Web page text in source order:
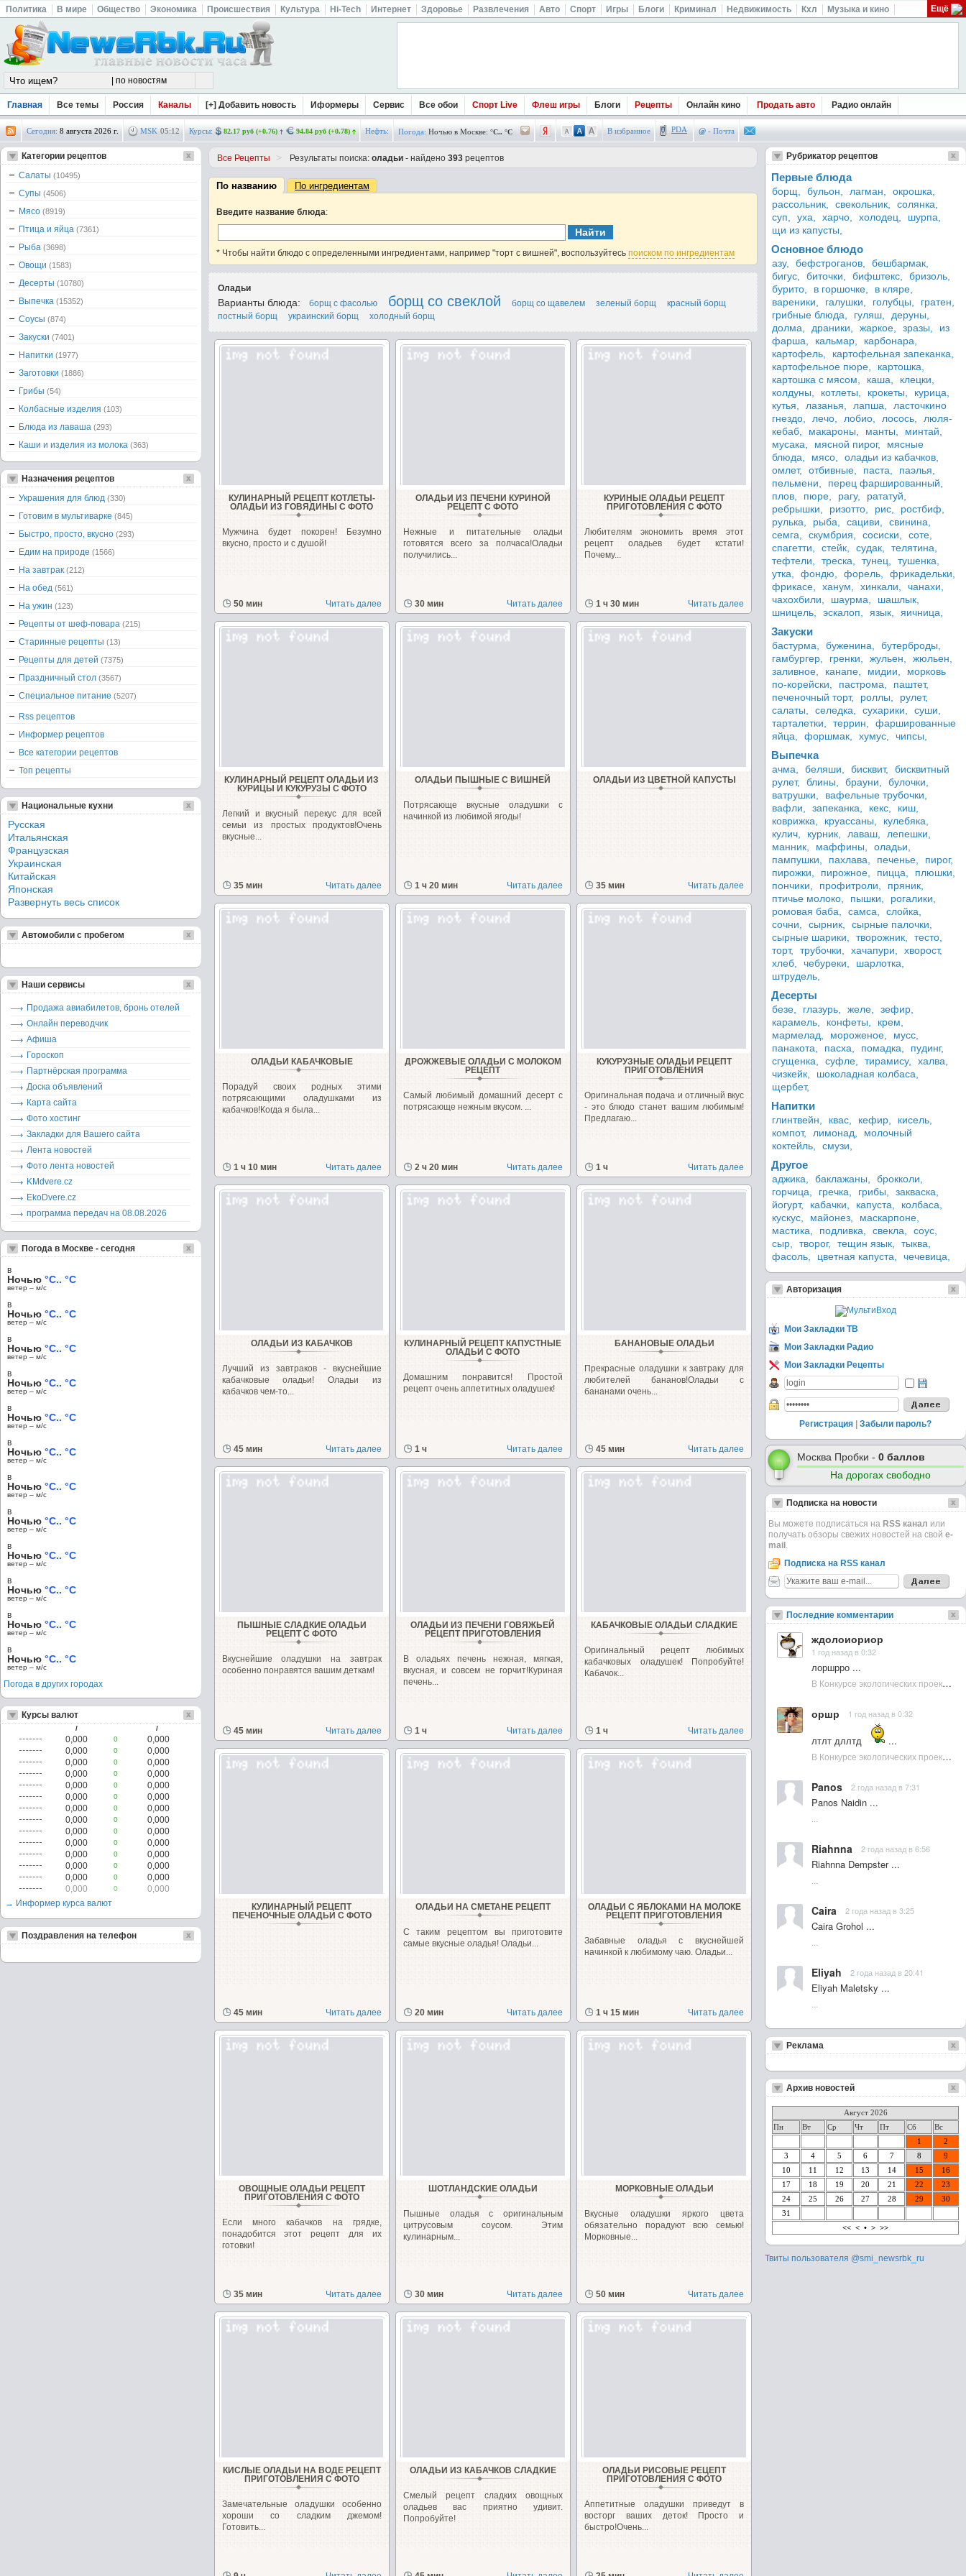
Политика В мире Общество Экономика Происшествия Культура Hi-Tech Интернет Здоровье Развлечения Авто Спорт Игры Блоги Криминал Недвижимость Кхл Музыка и кино Ещё
Главная Все темы Россия Каналы [+] Добавить новость Иформеры Сервис Все обои Спорт Live Флеш игры Блоги Рецепты Онлайн кино Продать авто Радио онлайн
Сегодня: 8 августа 2026 г. MSK 05:12 Курсы: 82.17 руб (+0.76) 94.84 руб (+0.78) Нефть: Погода: Ночью в Москве: °C.. °C В избранное PDA @ - Почта
Все Рецепты > Результаты поиска:оладьи - найдено393 рецептов
По названию По ингредиентам
Введите название блюда:
* Чтобы найти блюдо с определенными ингредиентами, например "торт с вишней", воспользуйтесь поиском по ингредиентам
Оладьи
Варианты блюда: борщ с фасолью борщ со свеклой борщ со щавелем зеленый борщ
красный борщ
постный борщ
украинский борщ холодный борщ
КУЛИНАРНЫЙ РЕЦЕПТ КОТЛЕТЫ-
ОЛАДЬИ ИЗ ГОВЯДИНЫ С ФОТО
Мужчина будет покорен! Безумно
вкусно, просто и с душой!
50 мин Читать далее
ОЛАДЬИ ИЗ ПЕЧЕНИ КУРИНОЙ
РЕЦЕПТ С ФОТО
Нежные и питательные оладьи
готовятся всего за полчаса!Оладьи
получились...
30 мин Читать далее
КУРИНЫЕ ОЛАДЬИ РЕЦЕПТ
ПРИГОТОВЛЕНИЯ С ФОТО
Любителям экономить время этот
рецепт оладьев будет кстати!
Почему...
1 ч 30 мин Читать далее
КУЛИНАРНЫЙ РЕЦЕПТ ОЛАДЬИ ИЗ
КУРИЦЫ И КУКУРУЗЫ С ФОТО
Легкий и вкусный перекус для всей
семьи из простых продуктов!Очень
вкусные...
35 мин Читать далее
ОЛАДЬИ ПЫШНЫЕ С ВИШНЕЙ
Потрясающе вкусные оладушки с
начинкой из любимой ягоды!
1 ч 20 мин Читать далее
ОЛАДЬИ ИЗ ЦВЕТНОЙ КАПУСТЫ
35 мин Читать далее
ОЛАДЬИ КАБАЧКОВЫЕ
Порадуй своих родных этими
потрясающими оладушками из
кабачков!Когда я была...
1 ч 10 мин Читать далее
ДРОЖЖЕВЫЕ ОЛАДЬИ С МОЛОКОМ
РЕЦЕПТ
Самый любимый домашний десерт с
потрясающе нежным вкусом. ...
2 ч 20 мин Читать далее
КУКУРУЗНЫЕ ОЛАДЬИ РЕЦЕПТ
ПРИГОТОВЛЕНИЯ
Оригинальная подача и отличный вкус
- это блюдо станет вашим любимым!
Предлагаю...
1 ч Читать далее
ОЛАДЬИ ИЗ КАБАЧКОВ
Лучший из завтраков - вкуснейшие
кабачковые оладьи! Оладьи из
кабачков чем-то...
45 мин Читать далее
КУЛИНАРНЫЙ РЕЦЕПТ КАПУСТНЫЕ
ОЛАДЬИ С ФОТО
Домашним понравится! Простой
рецепт очень аппетитных оладушек!
1 ч Читать далее
БАНАНОВЫЕ ОЛАДЬИ
Прекрасные оладушки к завтраку для
любителей бананов!Оладьи с
бананами очень...
45 мин Читать далее
ПЫШНЫЕ СЛАДКИЕ ОЛАДЬИ
РЕЦЕПТ С ФОТО
Вкуснейшие оладушки на завтрак
особенно понравятся вашим деткам!
45 мин Читать далее
ОЛАДЬИ ИЗ ПЕЧЕНИ ГОВЯЖЬЕЙ
РЕЦЕПТ ПРИГОТОВЛЕНИЯ
В оладьях печень нежная, мягкая,
вкусная, и совсем не горчит!Куриная
печень...
1 ч Читать далее
КАБАЧКОВЫЕ ОЛАДЬИ СЛАДКИЕ
Оригинальный рецепт любимых
кабачковых оладушек! Попробуйте!
Кабачок...
1 ч Читать далее
КУЛИНАРНЫЙ РЕЦЕПТ
ПЕЧЕНОЧНЫЕ ОЛАДЬИ С ФОТО
45 мин Читать далее
ОЛАДЬИ НА СМЕТАНЕ РЕЦЕПТ
С таким рецептом вы приготовите
самые вкусные оладья! Оладьи...
20 мин Читать далее
ОЛАДЬИ С ЯБЛОКАМИ НА МОЛОКЕ
РЕЦЕПТ ПРИГОТОВЛЕНИЯ
Забавные оладья с вкуснейшей
начинкой к любимому чаю. Оладьи...
1 ч 15 мин Читать далее
ОВОЩНЫЕ ОЛАДЬИ РЕЦЕПТ
ПРИГОТОВЛЕНИЯ С ФОТО
Если много кабачков на грядке,
понадобится этот рецепт для их
готовки!
35 мин Читать далее
ШОТЛАНДСКИЕ ОЛАДЬИ
Пышные оладья с оригинальным
цитрусовым соусом. Этим
кулинарным...
30 мин Читать далее
МОРКОВНЫЕ ОЛАДЬИ
Вкусные оладушки яркого цвета
обязательно порадуют всю семью!
Морковные...
50 мин Читать далее
КИСЛЫЕ ОЛАДЬИ НА ВОДЕ РЕЦЕПТ
ПРИГОТОВЛЕНИЯ С ФОТО
Замечательные оладушки особенно
хороши со сладким джемом!
Готовить...
ОЛАДЬИ ИЗ КАБАЧКОВ СЛАДКИЕ
Смелый рецепт сладких овощных
оладьев вас приятно удивит.
Попробуйте!
ОЛАДЬИ РИСОВЫЕ РЕЦЕПТ
ПРИГОТОВЛЕНИЯ С ФОТО
Аппетитные оладушки приведут в
восторг ваших деток! Просто и
быстро!Очень...
Категории рецептов
Салаты (10495)
Супы (4506)
Мясо (8919)
Птица и яйца (7361)
Рыба (3698)
Овощи (1583)
Десерты (10780)
Выпечка (15352)
Соусы (874)
Закуски (7401)
Напитки (1977)
Заготовки (1886)
Грибы (54)
Колбасные изделия (103)
Блюда из лаваша (293)
Каши и изделия из молока (363)
Назначения рецептов
Украшения для блюд (330)
Готовим в мультиварке (845)
Быстро, просто, вкусно (293)
Едим на природе (1566)
На завтрак (212)
На обед (561)
На ужин (123)
Рецепты от шеф-повара (215)
Старинные рецепты (13)
Рецепты для детей (7375)
Праздничный стол (3567)
Специальное питание (5207)
Rss рецептов
Информер рецептов
Все категории рецептов
Топ рецепты
Национальные кухни
Русская
Итальянская
Французская
Украинская
Китайская
Японская
Развернуть весь список
Автомобили с пробегом
Наши сервисы
Продажа авиабилетов, бронь отелей
Онлайн переводчик
Афиша
Гороскоп
Партнёрская программа
Доска объявлений
Карта сайта
Фото хостинг
Закладки для Вашего сайта
Лента новостей
Фото лента новостей
KMdvere.cz
EkoDvere.cz
программа передач на 08.08.2026
Погода в Москве - сегодня
в
Ночью °C.. °C
ветер – м/c
в
Ночью °C.. °C
ветер – м/c
в
Ночью °C.. °C
ветер – м/c
в
Ночью °C.. °C
ветер – м/c
в
Ночью °C.. °C
ветер – м/c
в
Ночью °C.. °C
ветер – м/c
в
Ночью °C.. °C
ветер – м/c
в
Ночью °C.. °C
ветер – м/c
в
Ночью °C.. °C
ветер – м/c
в
Ночью °C.. °C
ветер – м/c
в
Ночью °C.. °C
ветер – м/c
в
Ночью °C.. °C
ветер – м/c
Погода в других городах
Курсы валют
/ /
0,000 0
0,000
0,000
0
0,000
0,000
0
0,000
0,000
0
0,000
0,000
0
0,000
0,000
0
0,000
0,000
0
0,000
0,000
0
0,000
0,000
0
0,000
0,000
0
0,000
0,000
0
0,000
0,000
0
0,000
0,000
0
0,000
0,000
0
0,000
→ Информер курса валют
Поздравления на телефон
Рубрикатор рецептов
Первые блюда
борщ, бульон, лагман,
окрошка,
рассольник,
свекольник,
солянка,
суп,
уха, харчо, холодец,
шурпа,
щи из капусты,
Основное блюдо
азу, бефстроганов,
бешбармак,
бигус,
биточки, бифштекс,
бризоль,
бурито,
в горшочке,
в кляре,
вареники,
галушки, голубцы,
гратен,
грибные блюда,
гуляш,
деруны,
долма,
драники, жаркое, зразы,
из
фарша,
кальмар,
карбонара,
картофель,
картофельная запеканка,
картофельное пюре,
картошка,
картошка с мясом,
каша,
клецки,
колдуны,
котлеты, крокеты,
курица,
кутья,
лазанья, лапша,
ласточкино
гнездо,
лечо, лобио, лосось,
люля-
кебаб,
макароны, манты,
минтай,
мусака,
мясной пирог,
мясные
блюда,
мясо,
оладьи из кабачков,
омлет,
отбивные, паста,
паэлья,
пельмени,
перец фаршированный,
плов,
пюре, рагу,
рататуй,
ребрышки,
ризотто, рис,
ростбиф,
рулька,
рыба, сациви,
свинина,
семга,
скумбрия, сосиски,
соте,
спагетти,
стейк, судак,
телятина,
тефтели,
треска, тунец,
тушенка,
утка,
фондю, форель,
фрикадельки,
фрикасе,
ханум, хинкали,
чанахи,
чахохбили,
шаурма,
шашлык,
шницель,
эскалоп, язык, яичница,
Закуски
бастурма, буженина,
бутерброды,
гамбургер,
гренки, жульен,
жюльен,
заливное,
канапе, мидии,
морковь
по-корейски,
пастрома,
паштет,
печеночный торт,
роллы,
рулет,
салаты,
селедка, сухарики,
суши,
тарталетки,
террин,
фаршированные
яйца,
форшмак, хумус, чипсы,
Выпечка
ачма, беляши, бисквит,
бисквитный
рулет,
блины, брауни,
булочки,
ватрушки,
вафельные трубочки,
вафли,
запеканка, кекс,
киш,
коврижка,
круассаны,
кулебяка,
кулич,
курник, лаваш,
лепешки,
манник,
маффины,
оладьи,
пампушки,
пахлава, печенье,
пирог,
пирожки,
пирожное, пицца,
плюшки,
пончики,
профитроли,
пряник,
птичье молоко,
пышки,
рогалики,
ромовая баба,
самса,
слойка,
сочни,
сырник,
сырные палочки,
сырные шарики,
творожник,
тесто,
торт,
трубочки, хачапури,
хворост,
хлеб,
чебуреки,
шарлотка,
штрудель,
Десерты
безе, глазурь, желе,
зефир,
карамель,
конфеты,
крем,
мармелад,
мороженое,
мусс,
панакота,
пасха, помадка,
пудинг,
сгущенка,
суфле, тирамису,
халва,
чизкейк,
шоколадная колбаса,
щербет,
Напитки
глинтвейн, квас, кефир,
кисель,
компот,
лимонад,
молочный
коктейль,
смузи,
Другое
аджика, баклажаны,
брокколи,
горчица,
гречка, грибы,
закваска,
йогурт,
кабачки, капуста,
колбаса,
кускус,
майонез,
маскарпоне,
мастика,
подливка, свекла,
соус,
сыр,
творог, тещин язык,
тыква,
фасоль,
цветная капуста, чечевица,
Авторизация
Мои Закладки ТВ
Мои Закладки Радио
Мои Закладки Рецепты
Регистрация Забыли пароль?
Москва Пробки - 0 баллов
На дорогах свободно
Подписка на новости
Вы можете подписаться на RSS канал или
получать обзоры свежих новостей на свой e-
mail .
Подписка на RSS канал
Последние комментарии
ждолоиориор
1 год назад в 0:32
лоршрро ...
В Конкурсе экологических проектов в Подмосковье активно участвовала молодежь :: NewsRbk.ru...
оршр 1 год назад в 0:32
лтлт дллтд
...
В Конкурсе экологических проектов в Подмосковье активно участвовала молодежь :: NewsRbk.ru...
Panos 2 года назад в 7:31
Panos Naidin ...
Riahnna 2 года назад в 6:56
Riahnna Dempster ...
Caira 2 года назад в 3:25
Caira Grohol ...
Eliyah 2 года назад в 20:41
Eliyah Maletsky ...
Реклама
Архив новостей
Август 2026
Пн
Вт Ср Чт Пт Сб
Вс
1
2
3
4 5 6 7 8
9
10
11 12 13 14 15
16
17
18 19 20 21 22
23
24
25 26 27 28 29
30
31
<< < • > >>
Твиты пользователя @smi_newsrbk_ru